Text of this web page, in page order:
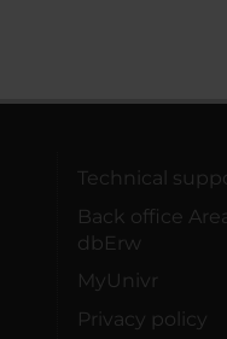
Technical
Back office
dbErw
MyUnivr
Privacy policy